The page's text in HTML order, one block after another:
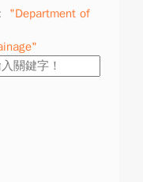
"Department of